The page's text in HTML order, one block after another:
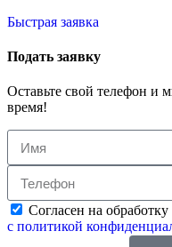
Быстрая заявка
Подать заявку
Оставьте свой телефон и
время!
Согласен на
с политикой